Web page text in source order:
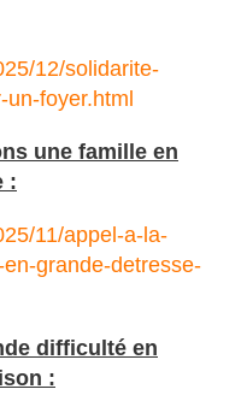
12/solidarite-
un-foyer.html
une famille en
:
11/appel-a-la-
grande-detresse-
difficulté en
: